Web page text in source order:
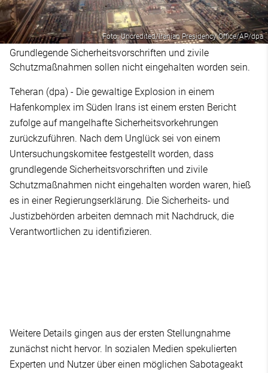
Foto: Uncredited/Iranian Presidency Office/AP/dpa
Grundlegende Sicherheitsvorschriften und zivile
Schutzmaßnahmen sollen nicht eingehalten worden sein.
Teheran (dpa) - Die gewaltige Explosion in einem
Hafenkomplex im Süden Irans ist einem ersten Bericht
zufolge auf mangelhafte Sicherheitsvorkehrungen
zurückzuführen. Nach dem Unglück sei von einem
Untersuchungskomitee festgestellt worden, dass
grundlegende Sicherheitsvorschriften und zivile
Schutzmaßnahmen nicht eingehalten worden waren, hieß
es in einer Regierungserklärung. Die Sicherheits- und
Justizbehörden arbeiten demnach mit Nachdruck, die
Verantwortlichen zu identifizieren.
Weitere Details gingen aus der ersten Stellungnahme
zunächst nicht hervor. In sozialen Medien spekulierten
Experten und Nutzer über einen möglichen Sabotageakt